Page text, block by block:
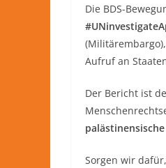
Die BDS-
(Militärembargo),
Aufruf an
Der Bericht ist
Sorgen wir